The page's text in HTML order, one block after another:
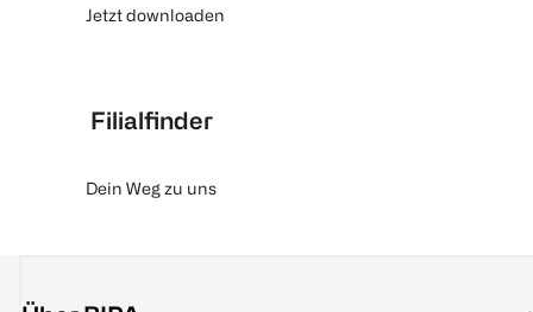
Jetzt downloaden
Filialfinder
Dein Weg zu uns